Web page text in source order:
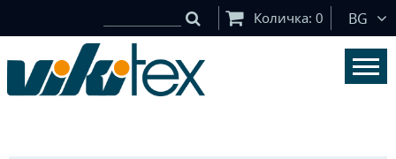
Количка: 0 BG